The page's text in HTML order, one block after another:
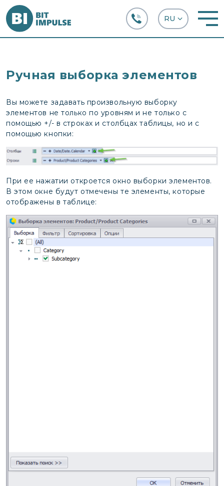
Ручная выборка элементов
Вы можете задавать произвольную выборку
элементов не только по уровням и не только с
помощью +/- в строках и столбцах таблицы, но и с
помощью кнопки:
При ее нажатии откроется окно выборки элементов.
В этом окне будут отмечены те элементы, которые
отображены в таблице: